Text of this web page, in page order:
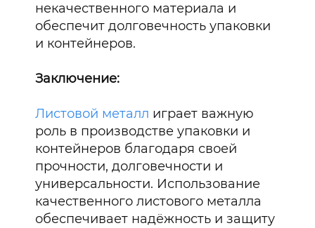
некачественного материала и
обеспечит долговечность упаковки
и контейнеров.
Заключение:
Листовой металл играет важную
роль в производстве упаковки и
контейнеров благодаря своей
прочности, долговечности и
универсальности. Использование
качественного листового металла
обеспечивает надёжность и защиту